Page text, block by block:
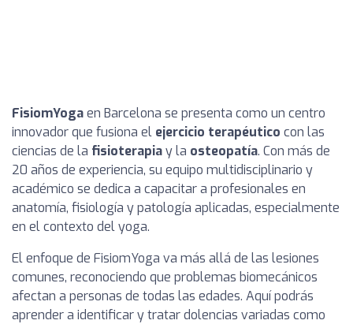
FisiomYogaen Barcelona se presenta como un centro
innovador que fusiona el ejercicio terapéutico con las
ciencias de la fisioterapiay la osteopatía. Con más de
20 años de experiencia, su equipo multidisciplinario y
académico se dedica a capacitar a profesionales en
anatomía, fisiología y patología aplicadas, especialmente
en el contexto del yoga.
El enfoque de FisiomYoga va más allá de las lesiones
comunes, reconociendo que problemas biomecánicos
afectan a personas de todas las edades. Aquí podrás
aprender a identificar y tratar dolencias variadas como